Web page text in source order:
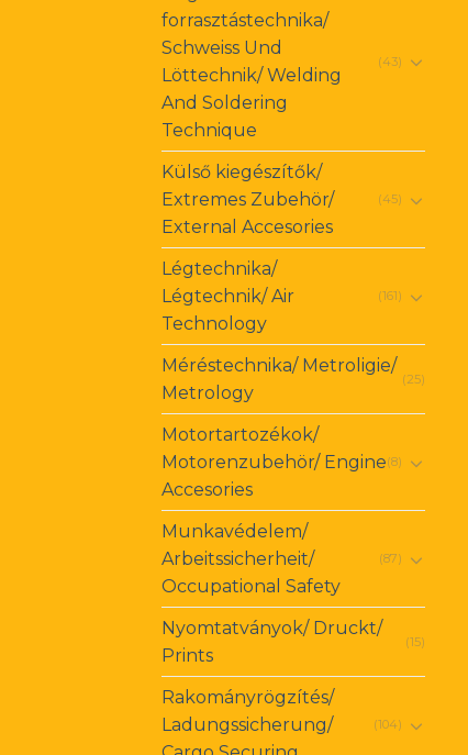
forrasztástechnika/
Schweiss Und
Löttechnik/ Welding
And Soldering
Technique
(43)
Külső kiegészítők/
Extremes Zubehör/
External Accesories
(45)
Légtechnika/
Légtechnik/ Air
Technology
(161)
Méréstechnika/ Metroligie/
Metrology
(25)
Motortartozékok/
Motorenzubehör/ Engine
Accesories
(8)
Munkavédelem/
Arbeitssicherheit/
Occupational Safety
(87)
Nyomtatványok/ Druckt/
Prints
(15)
Rakományrögzítés/
Ladungssicherung/
(104)